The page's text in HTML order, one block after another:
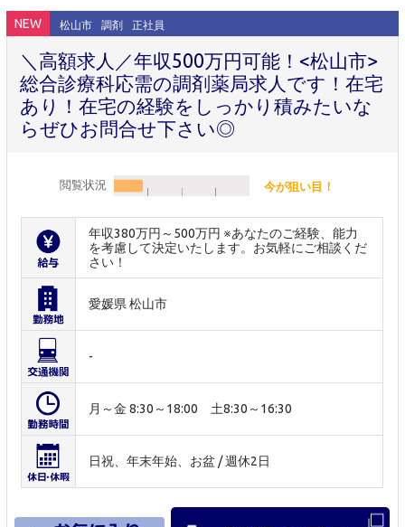
NEW 松山市 調剤 正社員
＼高額求人／年収500万円可能！<松山市>
総合診療科応需の調剤薬局求人です！在宅
あり！在宅の経験をしっかり積みたいな
らぜひお問合せ下さい◎
閲覧状況 今が狙い目！
年収380万円～500万円 ※あなたのご経験、能力
を考慮して決定いたします。お気軽にご相談くだ
さい！
愛媛県 松山市
-
月～金 8:30～18:00 土8:30～16:30
日祝、年末年始、お盆 / 週休2日